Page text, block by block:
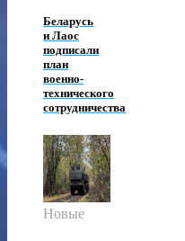
Беларусь
и Лаос
подписали
план
военно-
технического
сотрудничества
Новые